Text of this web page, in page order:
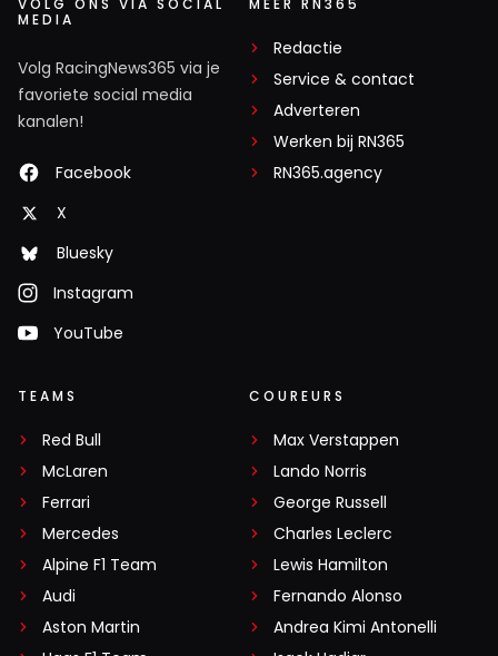
VOLG ONS VIA SOCIAL
MEDIA
Volg RacingNews365 via je
favoriete social media
kanalen!
Facebook
X
Bluesky
Instagram
YouTube
MEER RN365
Redactie
Service & contact
Adverteren
Werken bij RN365
RN365.agency
TEAMS
Red Bull
McLaren
Ferrari
Mercedes
Alpine F1 Team
Audi
Aston Martin
COUREURS
Max Verstappen
Lando Norris
George Russell
Charles Leclerc
Lewis Hamilton
Fernando Alonso
Andrea Kimi Antonelli